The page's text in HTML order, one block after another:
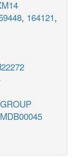
, 164121,